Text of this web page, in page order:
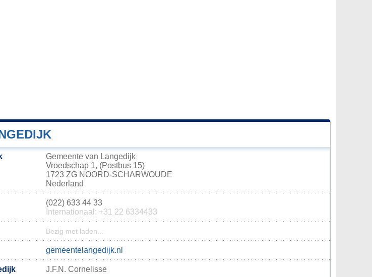
Gemeente van Langedijk
Vroedschap 1, (Postbus 15)
1723 ZG NOORD-SCHARWOUDE
Nederland
(022) 633 44 33
Internationaal: +31 22 6334433
Bezig met laden...
gemeentelangedijk.nl
J.F.N. Cornelisse